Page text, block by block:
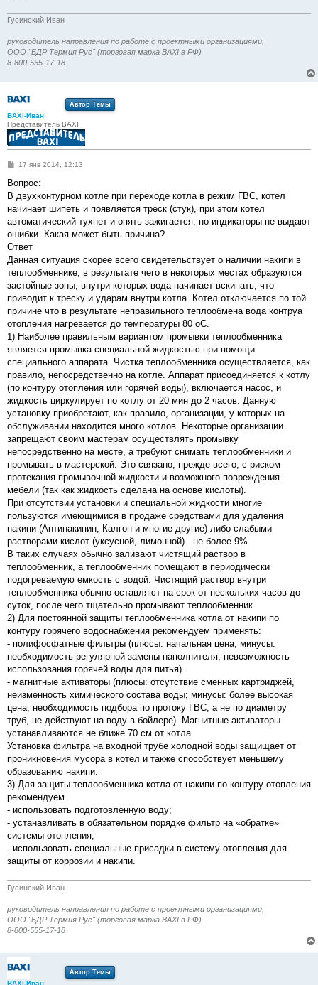
Гусинский Иван
руководитель направления по работе с проектными организациями,
ООО "БДР Термия Рус" (торговая марка BAXI в РФ)
8-800-555-17-18
Автор Темы
BAXI-Иван
Представитель BAXI
С
о
щ
е
и
е
17 янв 2014, 12:13
Вопрос:
В двухконтурном котле при переходе котла в режим ГВС, котел
начинает шипеть и появляется треск (стук), при этом котел
автоматический тухнет и опять зажигается, но индикаторы не выдают
ошибки. Какая может быть причина?
Ответ
Данная ситуация скорее всего свидетельствует о наличии накипи в
теплообменнике, в результате чего в некоторых местах образуются
застойные зоны, внутри которых вода начинает вскипать, что
приводит к треску и ударам внутри котла. Котел отключается по той
причине что в результате неправильного теплообмена вода контруа
отопления нагревается до температуры 80 оС.
1) Наиболее правильным вариантом промывки теплообменника
является промывка специальной жидкостью при помощи
специального аппарата. Чистка теплообменника осуществляется, как
правило, непосредственно на котле. Аппарат присоединяется к котлу
(по контуру отопления или горячей воды), включается насос, и
жидкость циркулирует по котлу от 20 мин до 2 часов. Данную
установку приобретают, как правило, организации, у которых на
обслуживании находится много котлов. Некоторые организации
запрещают своим мастерам осуществлять промывку
непосредственно на месте, а требуют снимать теплообменники и
промывать в мастерской. Это связано, прежде всего, с риском
протекания промывочной жидкости и возможного повреждения
мебели (так как жидкость сделана на основе кислоты).
При отсутствии установки и специальной жидкости многие
пользуются имеющимися в продаже средствами для удаления
накипи (Антинакипин, Калгон и многие другие) либо слабыми
растворами кислот (уксусной, лимонной) - не более 9%.
В таких случаях обычно заливают чистящий раствор в
теплообменник, а теплообменник помещают в периодически
подогреваемую емкость с водой. Чистящий раствор внутри
теплообменника обычно оставляют на срок от нескольких часов до
суток, после чего тщательно промывают теплообменник.
2) Для постоянной защиты теплообменника котла от накипи по
контуру горячего водоснабжения рекомендуем применять:
- полифосфатные фильтры (плюсы: начальная цена; минусы:
необходимость регулярной замены наполнителя, невозможность
использования горячей воды для питья).
- магнитные активаторы (плюсы: отсутствие сменных картриджей,
неизменность химического состава воды; минусы: более высокая
цена, необходимость подбора по протоку ГВС, а не по диаметру
труб, не действуют на воду в бойлере). Магнитные активаторы
устанавливаются не ближе 70 см от котла.
Установка фильтра на входной трубе холодной воды защищает от
проникновения мусора в котел и также способствует меньшему
образованию накипи.
3) Для защиты теплообменника котла от накипи по контуру отопления
рекомендуем
- использовать подготовленную воду;
- устанавливать в обязательном порядке фильтр на «обратке»
системы отопления;
- использовать специальные присадки в систему отопления для
защиты от коррозии и накипи.
Гусинский Иван
руководитель направления по работе с проектными организациями,
ООО "БДР Термия Рус" (торговая марка BAXI в РФ)
8-800-555-17-18
Автор Темы
BAXI-Иван